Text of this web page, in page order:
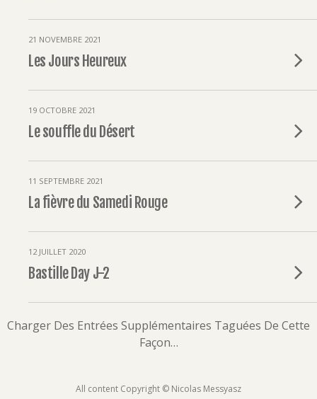
21 NOVEMBRE 2021
Les Jours Heureux
19 OCTOBRE 2021
Le souffle du Désert
11 SEPTEMBRE 2021
La fièvre du Samedi Rouge
12 JUILLET 2020
Bastille Day J-2
Charger Des Entrées Supplémentaires Taguées De Cette
Façon…
All content Copyright © Nicolas Messyasz